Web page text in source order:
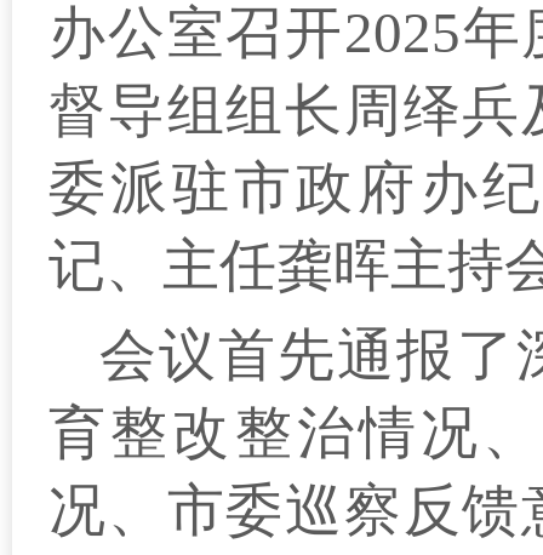
办公室召开2025
督导组组长周绎
委派驻市政府办
记、主任龚晖主持
会议首先通报了
育整改整治情况
况、市委巡察反